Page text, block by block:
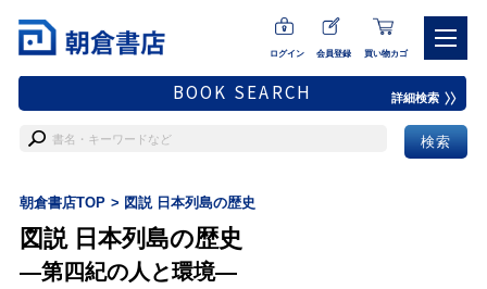
ログイン 会員登録 買い物カゴ
BOOK SEARCH 詳細検索
朝倉書店TOP 図説 日本列島の歴史
図説 日本列島の歴史
―第四紀の人と環境―